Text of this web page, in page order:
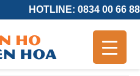
HOTLINE: 0834 00 66 88